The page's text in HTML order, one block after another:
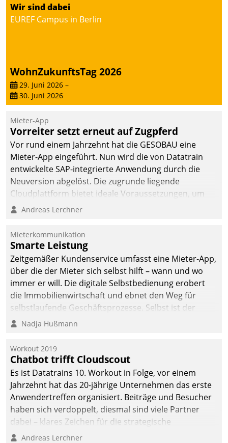
Wir sind dabei
EUREF Campus in Berlin
WohnZukunftsTag 2026
29. Juni 2026 –
30. Juni 2026
Mieter-App
Vorreiter setzt erneut auf Zugpferd
Vor rund einem Jahrzehnt hat die GESOBAU eine
Mieter-App eingeführt. Nun wird die von Datatrain
entwickelte SAP-integrierte Anwendung durch die
Neuversion abgelöst. Die zugrunde liegende
Cloudplattform bietet ideale Voraussetzungen, um
die Funktionalität der App zu erweitern und weitere
integrieren.
Andreas Lerchner
Mieterkommunikation
Smarte Leistung
Zeitgemäßer Kundenservice umfasst eine Mieter-App,
über die der Mieter sich selbst hilft – wann und wo
immer er will. Die digitale Selbstbedienung erobert
die Immobilienwirtschaft und ebnet den Weg für
selbstlaufende Geschäftsprozesse. Selbst ist der
Kunde und smart der Serviceanbieter.
Nadja Hußmann
Workout 2019
Chatbot trifft Cloudscout
Es ist Datatrains 10. Workout in Folge, vor einem
Jahrzehnt hat das 20-jährige Unternehmen das erste
Anwendertreffen organisiert. Beiträge und Besucher
haben sich verdoppelt, diesmal sind viele Partner
dabei – klares Zeichen für die strategische
Fokussierung auf den Kunden.
Andreas Lerchner